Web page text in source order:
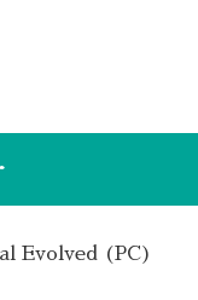
Evolved (PC)